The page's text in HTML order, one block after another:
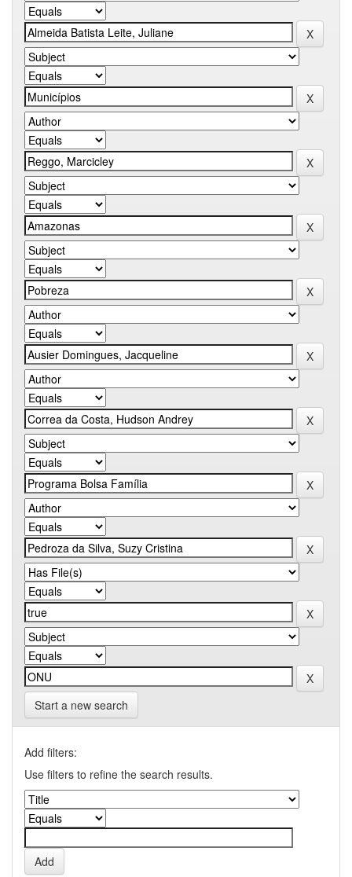
Start a new search
Add filters:
Use filters to refine the search results.